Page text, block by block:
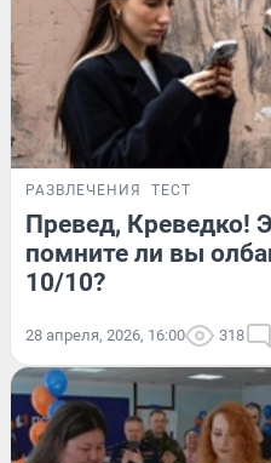
РАЗВЛЕЧЕНИЯ ТЕСТ
Превед, Креведко!
помните ли вы
10/10?
28 апреля, 2026, 16:00 318